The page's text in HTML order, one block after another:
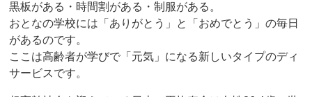
黒板がある・時間割がある・制服がある。
おとなの学校には「ありがとう」と「おめでとう」の毎日
があるのです。
ここは高齢者が学びで「元気」になる新しいタイプのディ
サービスです。